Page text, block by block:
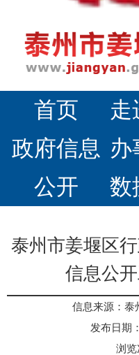
首页 走
政府信息
公开
办
数
泰州市姜堰区
信息公
信息来源：泰
发布日期
浏览